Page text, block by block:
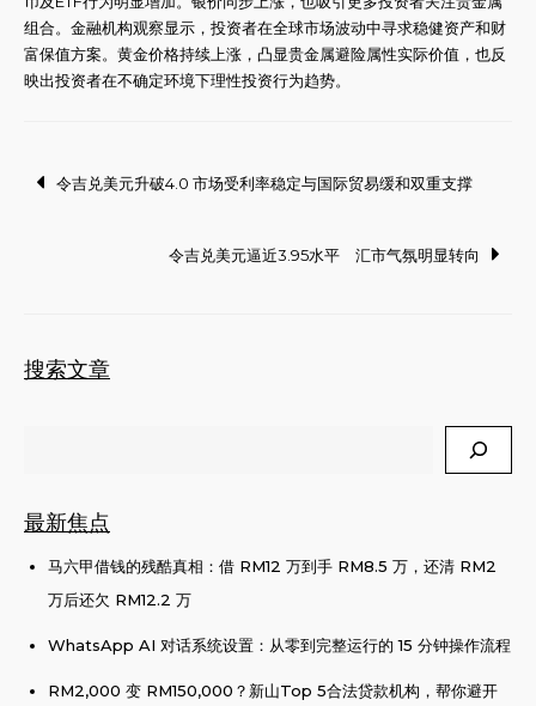
组合。金融机构观察显示，投资者在全球市场波动中寻求稳健资产和财
富保值方案。黄金价格持续上涨，凸显贵金属避险属性实际价值，也反
映出投资者在不确定环境下理性投资行为趋势。
Post
navigation
令吉兑美元升破4.0 市场受利率稳定与国际贸易缓和双重支撑
令吉兑美元逼近3.95水平 汇市气氛明显转向
搜索文章
最新焦点
马六甲借钱的残酷真相：借 RM12 万到手 RM8.5 万，还清 RM2
万后还欠 RM12.2 万
WhatsApp AI 对话系统设置：从零到完整运行的 15 分钟操作流程
RM2,000 变 RM150,000？新山Top 5合法贷款机构，帮你避开